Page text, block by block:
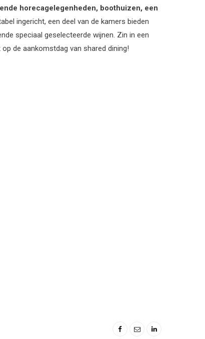
horecagelegenheden, boothuizen, een
ingericht, een deel van de kamers bieden
speciaal geselecteerde wijnen. Zin in een
de aankomstdag van shared dining!